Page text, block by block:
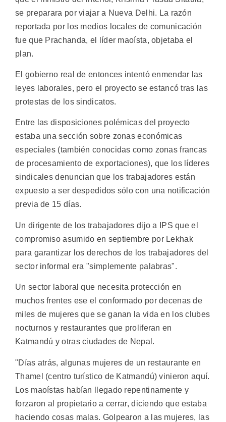
se preparara por viajar a Nueva Delhi. La razón
reportada por los medios locales de comunicación
fue que Prachanda, el líder maoísta, objetaba el
plan.
El gobierno real de entonces intentó enmendar las
leyes laborales, pero el proyecto se estancó tras las
protestas de los sindicatos.
Entre las disposiciones polémicas del proyecto
estaba una sección sobre zonas económicas
especiales (también conocidas como zonas francas
de procesamiento de exportaciones), que los líderes
sindicales denuncian que los trabajadores están
expuesto a ser despedidos sólo con una notificación
previa de 15 días.
Un dirigente de los trabajadores dijo a IPS que el
compromiso asumido en septiembre por Lekhak
para garantizar los derechos de los trabajadores del
sector informal era "simplemente palabras".
Un sector laboral que necesita protección en
muchos frentes ese el conformado por decenas de
miles de mujeres que se ganan la vida en los clubes
nocturnos y restaurantes que proliferan en
Katmandú y otras ciudades de Nepal.
"Días atrás, algunas mujeres de un restaurante en
Thamel (centro turístico de Katmandú) vinieron aquí.
Los maoístas habían llegado repentinamente y
forzaron al propietario a cerrar, diciendo que estaba
haciendo cosas malas. Golpearon a las mujeres, las